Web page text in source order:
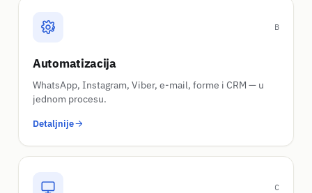
B
Automatizacija
WhatsApp, Instagram, Viber, e-mail, forme i CRM — u
jednom procesu.
Detaljnije
C